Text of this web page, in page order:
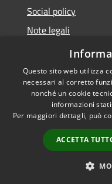
Social policy
Note legali
Dichiarazione di
Accessibilità
Questo sito web utilizza
necessari al corretto
nonché un cookie
informazioni
Per maggiori dettagli, può
ACCETTA